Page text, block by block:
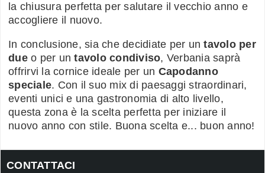
la chiusura perfetta per salutare il vecchio anno e
accogliere il nuovo.
In conclusione, sia che decidiate per untavolo per
dueo per untavolo condiviso, Verbania saprà
offrirvi la cornice ideale per un Capodanno
speciale. Con il suo mix di paesaggi straordinari,
eventi unici e una gastronomia di alto livello,
questa zona è la scelta perfetta per iniziare il
nuovo anno con stile. Buona scelta e... buon anno!
CONTATTACI